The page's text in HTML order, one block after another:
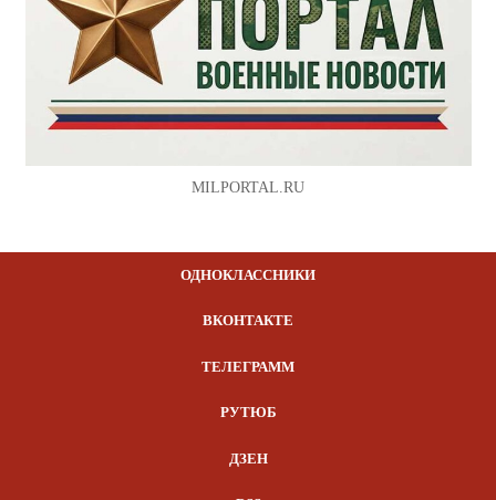
MILPORTAL.RU
ОДНОКЛАССНИКИ
ВКОНТАКТЕ
ТЕЛЕГРАММ
РУТЮБ
ДЗЕН